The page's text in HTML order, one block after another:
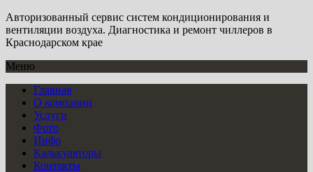
Авторизованный сервис систем кондиционирования и
вентиляции воздуха. Диагностика и ремонт чиллеров в
Краснодарском крае
Меню
Главная
О компании
Услуги
Фото
Инфо
Калькуляторы
Контакты